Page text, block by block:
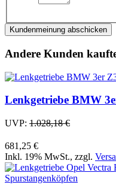
Kundenmeinung abschicken
Andere Kunden
Lenkgetriebe BMW
UVP: 1.028,18 €
681,25 €
Inkl. 19% MwSt., zzgl.